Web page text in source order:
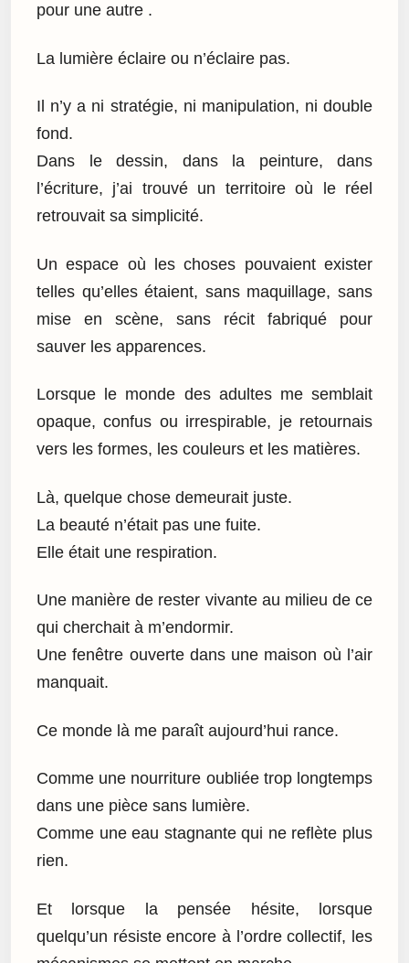
pour une autre .
La lumière éclaire ou n’éclaire pas.
Il n’y a ni stratégie, ni manipulation, ni double
fond.
Dans le dessin, dans la peinture, dans
l’écriture, j’ai trouvé un territoire où le réel
retrouvait sa simplicité.
Un espace où les choses pouvaient exister
telles qu’elles étaient, sans maquillage, sans
mise en scène, sans récit fabriqué pour
sauver les apparences.
Lorsque le monde des adultes me semblait
opaque, confus ou irrespirable, je retournais
vers les formes, les couleurs et les matières.
Là, quelque chose demeurait juste.
La beauté n’était pas une fuite.
Elle était une respiration.
Une manière de rester vivante au milieu de ce
qui cherchait à m’endormir.
Une fenêtre ouverte dans une maison où l’air
manquait.
Ce monde là me paraît aujourd’hui rance.
Comme une nourriture oubliée trop longtemps
dans une pièce sans lumière.
Comme une eau stagnante qui ne reflète plus
rien.
Et lorsque la pensée hésite, lorsque
quelqu’un résiste encore à l’ordre collectif, les